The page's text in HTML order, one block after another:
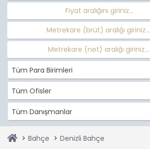
Fiyat aralığını giriniz...
Metrekare (brüt) aralığı giriniz...
Metrekare (net) aralığı giriniz...
Tüm Para Birimleri
Tüm Ofisler
Tüm Danışmanlar
Bahçe Denizli Bahçe